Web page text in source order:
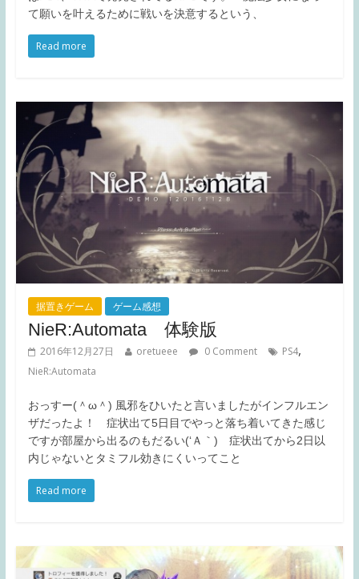
て願いを叶えるために戦いを決意するという、
Read more
据置きゲーム ゲーム感想
NieR:Automata 体験版
2016年12月27日 oretueee 0 Comment PS4,
NieR:Automata
おっすー(＾ω＾) 風邪をひいたと言いましたがインフルエン
ザだったよ！ 症状出て5日目でやっと落ち着いてきた感じ
ですが部屋から出るのもだるい(‘Ａ｀) 症状出てから2日以
内じゃないとタミフル効きにくいってこと
Read more